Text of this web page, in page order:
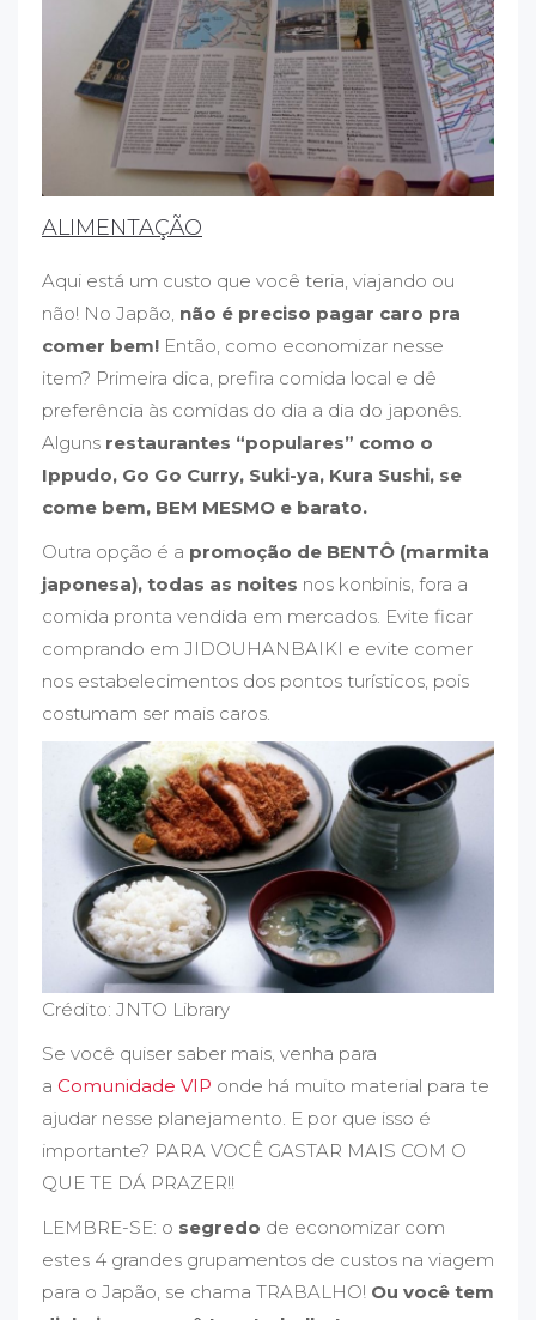
ALIMENTAÇÃO
Aqui está um custo que você teria, viajando ou
não! No Japão, não é preciso pagar caro pra
comer bem! Então, como economizar nesse
item? Primeira dica, prefira comida local e dê
preferência às comidas do dia a dia do japonês.
Alguns restaurantes “populares” como o
Ippudo, Go Go Curry, Suki-ya, Kura Sushi, se
come bem, BEM MESMO e barato.
Outra opção é a promoção de BENTÔ (marmita
japonesa), todas as noites nos konbinis, fora a
comida pronta vendida em mercados. Evite ficar
comprando em JIDOUHANBAIKI e evite comer
nos estabelecimentos dos pontos turísticos, pois
costumam ser mais caros.
Crédito: JNTO Library
Se você quiser saber mais, venha para
a Comunidade VIP onde há muito material para te
ajudar nesse planejamento. E por que isso é
importante? PARA VOCÊ GASTAR MAIS COM O
QUE TE DÁ PRAZER!!
LEMBRE-SE: o segredo de economizar com
estes 4 grandes grupamentos de custos na viagem
para o Japão, se chama TRABALHO! Ou você tem